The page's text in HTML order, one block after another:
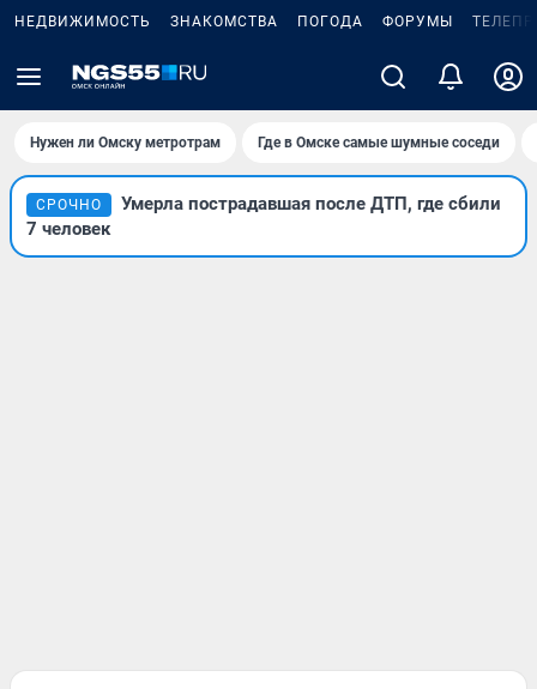
НЕДВИЖИМОСТЬ ЗНАКОМСТВА ПОГОДА ФОРУМЫ
Нужен ли Омску метротрам Где в Омске самые шумные соседи
СРОЧНО
Умерла пострадавшая после ДТП, где сбили
7 человек